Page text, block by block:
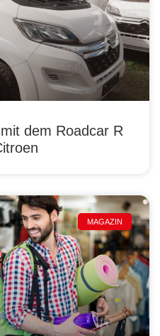
dem Roadcar R
MAGAZIN